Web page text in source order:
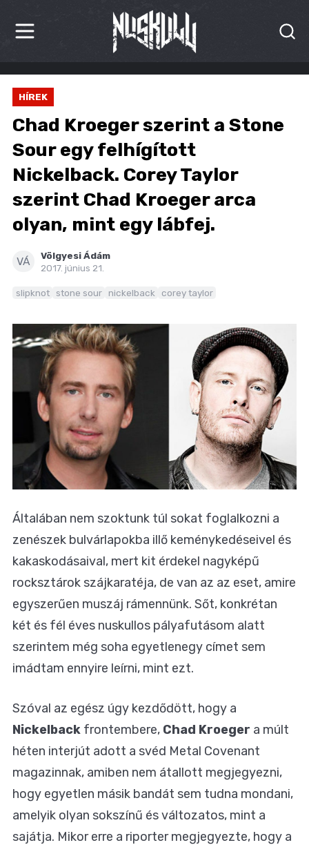
HÍREK
KRITIKÁK
BESZÁMOLÓK
INTERJÚK
PREMIEREK
KULT
MÁSVILÁG
BLOG
HÍREK
Chad Kroeger szerint a Stone
Sour egy felhígított
Nickelback. Corey Taylor
szerint Chad Kroeger arca
olyan, mint egy lábfej.
VÁ
Völgyesi Ádám
2017. június 21.
slipknot stone sour nickelback corey taylor
Általában nem szoktunk túl sokat foglalkozni a
zenészek bulvárlapokba illő keménykedéseivel és
kakaskodásaival, mert kit érdekel nagyképű
rocksztárok szájkaratéja, de van az az eset, amire
egyszerűen muszáj rámennünk. Sőt, konkrétan
két és fél éves nuskullos pályafutásom alatt
szerintem még soha egyetlenegy címet sem
imádtam ennyire leírni, mint ezt.
Szóval az egész úgy kezdődött, hogy a
Nickelback frontembere, Chad Kroeger a múlt
héten interjút adott a svéd Metal Covenant
magazinnak, amiben nem átallott megjegyezni,
hogy egyetlen másik bandát sem tudna mondani,
amelyik olyan sokszínű és változatos, mint a
sajátja. Mikor erre a riporter megjegyezte, hogy a